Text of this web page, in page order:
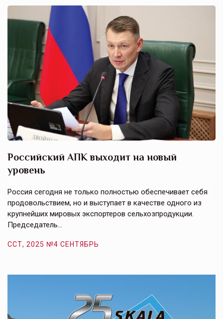
Российский АПК выходит на новый
уровень
Россия сегодня не только полностью обеспечивает себя
продовольствием, но и выступает в качестве одного из
крупнейших мировых экспортеров сельхозпродукции.
Председатель…
ССТ, 2025 №4 СЕНТЯБРЬ